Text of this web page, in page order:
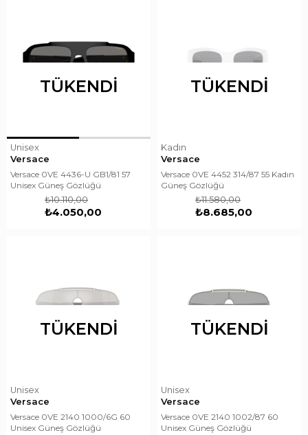
TÜKENDI
Unisex
Versace
Versace 0VE 4436-U GB1/81 57
Unisex Güneş Gözlüğü
₺4.050,00
₺10.110,00
TÜKENDI
Kadın
Versace
Versace 0VE 4452 314/87 55 Kadın
Güneş Gözlüğü
₺8.685,00
₺11.580,00
TÜKENDI
Unisex
Versace
Versace 0VE 2140 1000/6G 60
Unisex Güneş Gözlüğü
TÜKENDI
Unisex
Versace
Versace 0VE 2140 1002/87 60
Unisex Güneş Gözlüğü